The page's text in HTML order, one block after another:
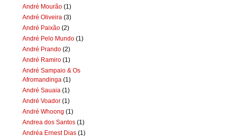
André Mourão (1)
André Oliveira (3)
André Paixão (2)
André Pelo Mundo (1)
André Prando (2)
André Ramiro (1)
André Sampaio & Os
Afromandinga (1)
André Sauaia (1)
André Voador (1)
André Whoong (1)
Andrea dos Santos (1)
Andréa Ernest Dias (1)